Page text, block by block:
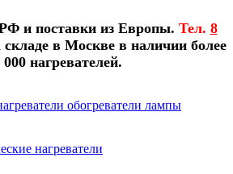
и поставки из Европы. Тел. 8
в Москве в наличии более
000 нагревателей.
обогреватели лампы
нагреватели